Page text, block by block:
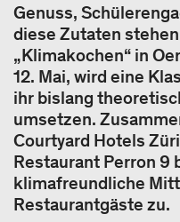
Genuss,
diese Zutaten
„Klimakochen“ in
12. Mai, wird eine
ihr bislang
umsetzen.
Courtyard Hotels
Restaurant Perron 9
klimafreundliche
Restaurantgäste zu.